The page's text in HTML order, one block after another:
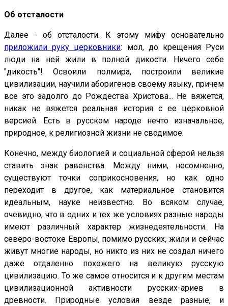
Об отсталости
Далее - об отсталости. К этому мифу основательно
приложили руку церковники: мол, до крещения Руси
люди на ней жили в полной дикости. Ничего себе
"дикость"! Освоили полмира, построили великие
цивилизации, научили аборигенов своему языку, причем
все это задолго до Рождества Христова... Не вяжется,
никак не вяжется реальная история с ее церковной
версией. Есть в русском народе нечто изначальное,
природное, к религиозной жизни не сводимое.
Конечно, между биологией и социальной сферой нельзя
ставить знак равенства. Между ними, несомненно,
существуют точки соприкосновения, но как одно
переходит в другое, как материальное становится
идеальным, науке неизвестно. Во всяком случае,
очевидно, что в одних и тех же условиях разные народы
имеют различный характер жизнедеятельности. На
северо-востоке Европы, помимо русских, жили и сейчас
живут многие народы, но никто из них не создал ничего
даже отдаленно похожего на великую русскую
цивилизацию. То же самое относится и к другим местам
цивилизационной активности русских-ариев в
древности. Природные условия везде разные, и